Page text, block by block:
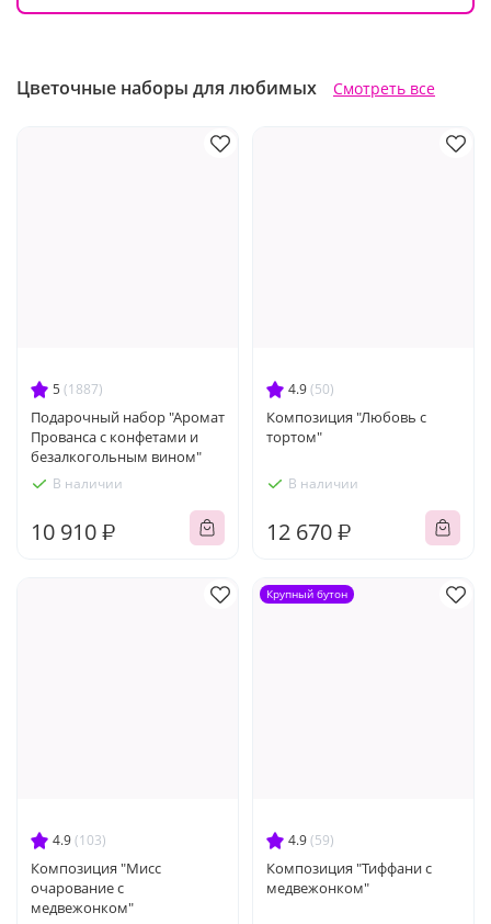
Цветочные наборы для любимых Смотреть все
5(1887)
Подарочный набор "Аромат
Прованса с конфетами и
безалкогольным вином"
В наличии
10 910 ₽
4.9(50)
Композиция "Любовь с
тортом"
В наличии
12 670 ₽
4.9(103)
Композиция "Мисс
очарование с
медвежонком"
4.9(59)
Композиция "Тиффани с
медвежонком"
Крупный бутон